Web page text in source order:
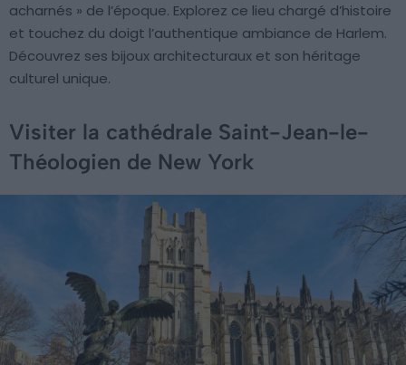
acharnés » de l’époque. Explorez ce lieu chargé d’histoire
et touchez du doigt l’authentique ambiance de Harlem.
Découvrez ses bijoux architecturaux et son héritage
culturel unique.
Visiter la cathédrale Saint-Jean-le-
Théologien de New York